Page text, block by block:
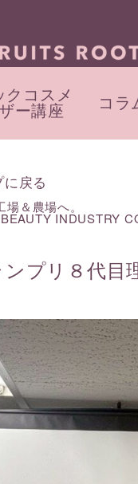
クコスメ
ー講座 コラ
戻る
＆農場へ。
INDUSTRY
プリ８代目